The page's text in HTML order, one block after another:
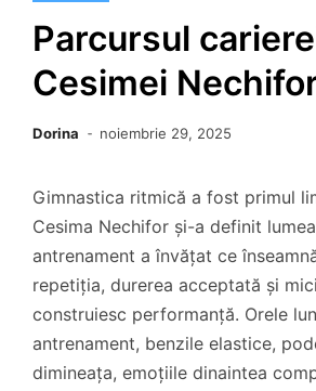
Parcursul
Cesimei
Dorina noiembrie 29, 2025
Gimnastica ritmică a fost primul
Cesima Nechifor și-a definit
antrenament a învățat ce
repetiția, durerea acceptată și
construiesc performanță. Orele
antrenament, benzile elastice,
dimineața, emoțiile dinaintea